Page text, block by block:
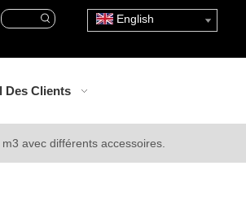
English
Des Clients
avec différents accessoires.